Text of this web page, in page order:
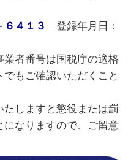
６４１３
登録年月日：
者番号は国税庁の適格
もご確認いただくこと
しますと懲役または罰
なりますので、ご留意